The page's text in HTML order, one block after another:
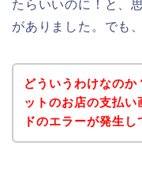
たらいいのに！と、
がありました。でも
どういうわけなの
ットのお店の支払
ドのエラーが発生し